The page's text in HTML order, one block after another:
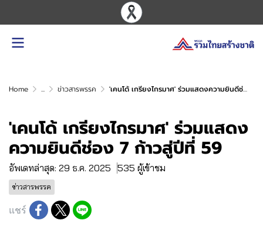
Home ... ข่าวสารพรรค 'เคนโด้ เกรียงไกรมาศ' ร่วมแสดงความยินดีช่อง 7 ก้าวสู่ปีที่ 59
'เคนโด้ เกรียงไกรมาศ' ร่วมแสดง
ความยินดีช่อง 7 ก้าวสู่ปีที่ 59
อัพเดทล่าสุด: 29 ธ.ค. 2025 535 ผู้เข้าชม
ข่าวสารพรรค
แชร์